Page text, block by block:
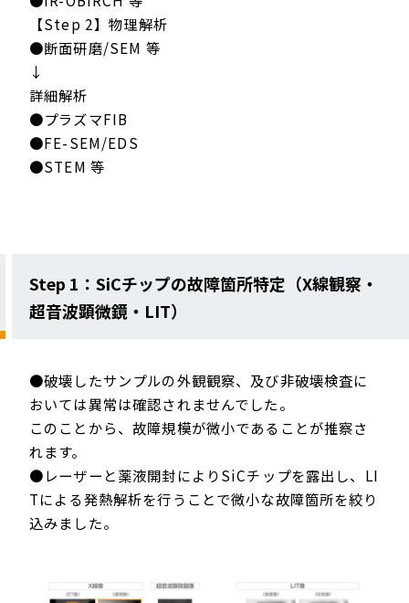
【Step 2】物理解析
●断面研磨/SEM 等
↓
詳細解析
●プラズマFIB
●FE-SEM/EDS
●STEM 等
Step 1：SiCチップの故障箇所特定（X線観察・
超音波顕微鏡・LIT）
●破壊したサンプルの外観観察、及び非破壊検査に
おいては異常は確認されませんでした。
このことから、故障規模が微小であることが推察さ
れます。
●レーザーと薬液開封によりSiCチップを露出し、LI
Tによる発熱解析を行うことで微小な故障箇所を絞り
込みました。